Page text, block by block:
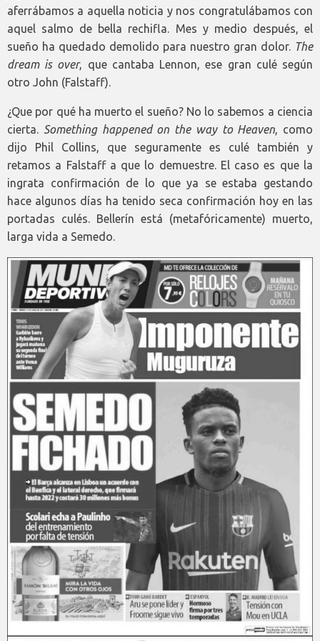
aferrábamos a aquella noticia y nos congratulábamos con
aquel salmo de bella rechifla. Mes y medio después, el
sueño ha quedado demolido para nuestro gran dolor. The
dream is over, que cantaba Lennon, ese gran culé según
otro John (Falstaff).
¿Que por qué ha muerto el sueño? No lo sabemos a ciencia
cierta. Something happened on the way to Heaven, como
dijo Phil Collins, que seguramente es culé también y
retamos a Falstaff a que lo demuestre. El caso es que la
ingrata confirmación de lo que ya se estaba gestando
hace algunos días ha tenido seca confirmación hoy en las
portadas culés. Bellerín está (metafóricamente) muerto,
larga vida a Semedo.